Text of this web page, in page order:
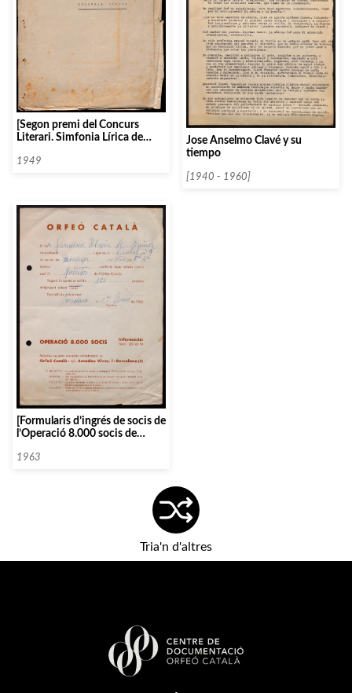
[Segon premi del Concurs
Literari. Simfonia Lírica de
1949
Jose Anselmo Clavé y su
tiempo
[1940 - 1960]
[Formularis d’ingrés de socis de
l’Operació 8.000 socis de
1963
Tria'n d'altres